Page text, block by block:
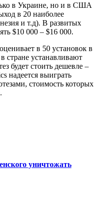
в Украине, но и в США
в 20 наиболее
и т.д). В развитых
$10 000 – $16 000.
в 50 установок в
стране устанавливают
будет стоить дешевле –
надеется выиграть
стоимость которых
уничтожать